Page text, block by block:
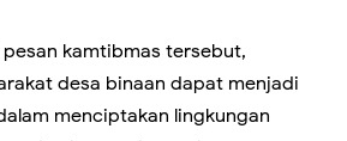
kamtibmas tersebut,
desa binaan dapat menjadi
menciptakan lingkungan